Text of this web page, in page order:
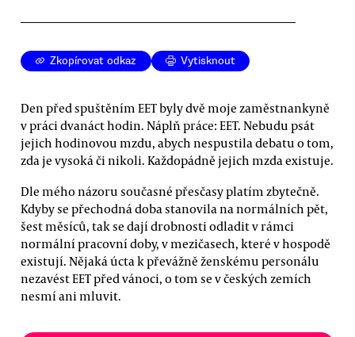
Zkopírovat odkaz Vytisknout
Den před spuštěním EET byly dvě moje zaměstnankyně
v práci dvanáct hodin. Náplň práce: EET. Nebudu psát
jejich hodinovou mzdu, abych nespustila debatu o tom,
zda je vysoká či nikoli. Každopádně jejich mzda existuje.
Dle mého názoru současné přesčasy platím zbytečně.
Kdyby se přechodná doba stanovila na normálních pět,
šest měsíců, tak se dají drobnosti odladit v rámci
normální pracovní doby, v mezičasech, které v hospodě
existují. Nějaká úcta k převážně ženskému personálu
nezavést EET před vánoci, o tom se v českých zemích
nesmí ani mluvit.